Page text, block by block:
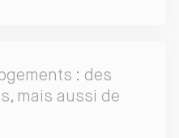
: des
mais aussi de